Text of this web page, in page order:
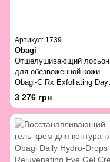
Артикул: 1739
Obagi
Отшелушивающий лосьон
для обезвоженной кожи
Obagi-C Rx Exfoliating Day
Lotion 57 мл
3 276 грн